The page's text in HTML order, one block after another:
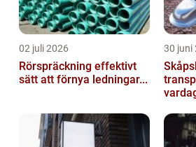
02 juli 2026
Rörspräckning effektivt
sätt att förnya ledningar...
30 juni
Skåpsläp